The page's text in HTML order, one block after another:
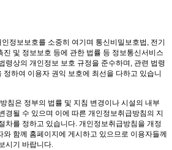
정보보호를 소중히 여기며 통신비밀보호법, 전기
진 및 정보보호 등에 관한 법률 등 정보통신서비스
령상의 개인정보 보호 규정을 준수하며, 관련 법령
하여 이용자 권익 보호에 최선을 다하고 있습니
침은 정부의 법률 및 지침 변경이나 시설의 내부
경될 수 있으며 이에 따른 개인정보취급방침의 지
차를 정하고 있습니다. 개인정보취급방침을 개정
함께 홈페이지에 게시하고 있으므로 이용자들께
시기 바랍니다.